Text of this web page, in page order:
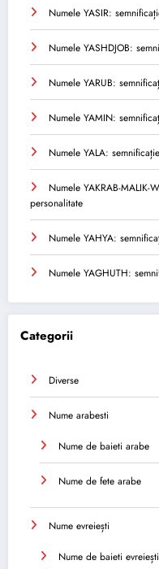
Numele YASIR:
Numele YASHDJOB:
Numele YARUB:
Numele YAMIN:
Numele YALA:
Numele YAKRAB-MALIK-
personalitate
Numele YAHYA:
Numele YAGHUTH:
Categorii
Diverse
Nume arabesti
Nume de baieti arabe
Nume de fete arabe
Nume evreiești
Nume de baieti evreiești